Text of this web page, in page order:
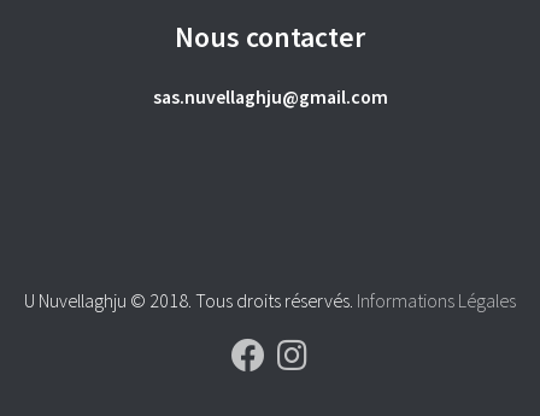
Nous contacter
sas.nuvellaghju@gmail.com
U Nuvellaghju © 2018. Tous droits réservés. Informations Légales